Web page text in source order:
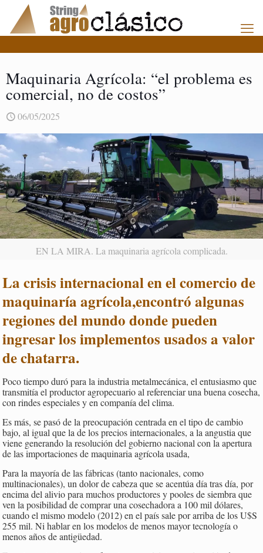
Maquinaria Agrícola: “el problema es
comercial, no de costos”
06/05/2025
EN LA MIRA. La maquinaria agrícola complicada.
La crisis internacional en el comercio de
maquinaría agrícola,encontró algunas
regiones del mundo donde pueden
ingresar los implementos usados a valor
de chatarra.
Poco tiempo duró para la industria metalmecánica, el entusiasmo que
transmitía el productor agropecuario al referenciar una buena cosecha,
con rindes especiales y en companía del clima.
Es más, se pasó de la preocupación centrada en el tipo de cambio
bajo, al igual que la de los precios internacionales, a la angustia que
viene generando la resolución del gobierno nacional con la apertura
de las importaciones de maquinaria agrícola usada,
Para la mayoría de las fábricas (tanto nacionales, como
multinacionales), un dolor de cabeza que se acentúa día tras día, por
encima del alivio para muchos productores y pooles de siembra que
ven la posibilidad de comprar una cosechadora a 100 mil dólares,
cuando el mismo modelo (2012) en el país sale por arriba de los U$S
255 mil. Ni hablar en los modelos de menos mayor tecnología o
menos años de antigüedad.